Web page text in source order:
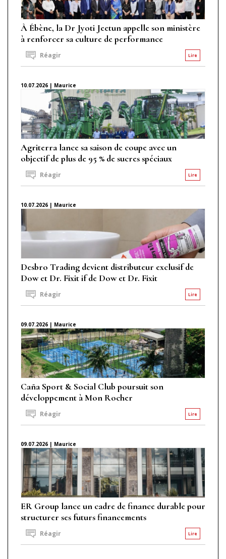
À Ébène, la Dr Jyoti Jeetun appelle son ministère
à renforcer sa culture de performance
Lire
Réagir
10.07.2026 | Maurice
Agriterra lance sa saison de coupe avec un
objectif de plus de 95 % de sucres spéciaux
Lire
Réagir
10.07.2026 | Maurice
Desbro Trading devient distributeur exclusif de
Dow et Dr. Fixit if de Dow et Dr. Fixit
Lire
Réagir
09.07.2026 | Maurice
Caña Sport & Social Club poursuit son
développement à Mon Rocher
Lire
Réagir
09.07.2026 | Maurice
ER Group lance un cadre de finance durable pour
structurer ses futurs financements
Lire
Réagir